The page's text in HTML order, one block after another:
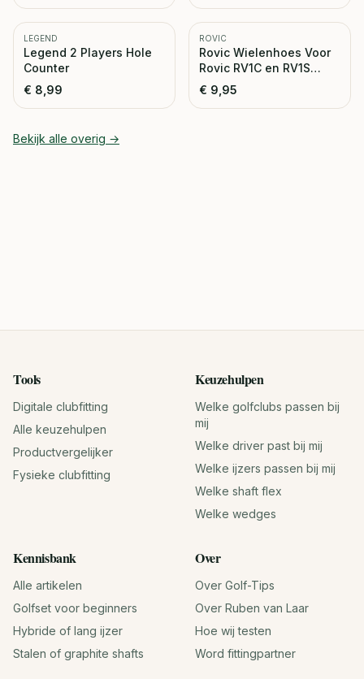
LEGEND
Legend 2 Players Hole
Counter
€ 8,99
ROVIC
Rovic Wielenhoes Voor
Rovic RV1C en RV1S
Trolley
€ 9,95
Bekijk alle overig →
Tools
Digitale clubfitting
Alle keuzehulpen
Productvergelijker
Fysieke clubfitting
Keuzehulpen
Welke golfclubs passen bij
mij
Welke driver past bij mij
Welke ijzers passen bij mij
Welke shaft flex
Welke wedges
Kennisbank
Alle artikelen
Golfset voor beginners
Hybride of lang ijzer
Stalen of graphite shafts
Over
Over Golf-Tips
Over Ruben van Laar
Hoe wij testen
Word fittingpartner